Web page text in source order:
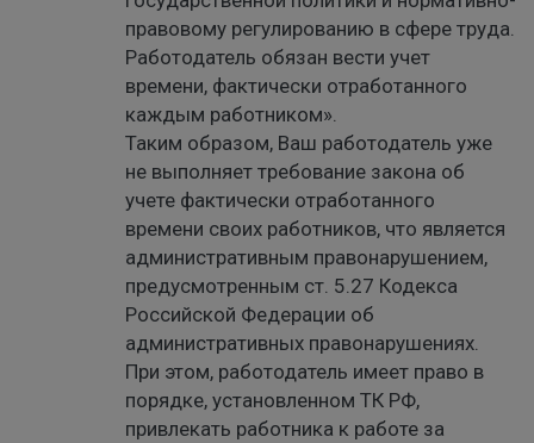
правовому регулированию в сфере труда.
Работодатель обязан вести учет
времени, фактически отработанного
каждым работником».
Таким образом, Ваш работодатель уже
не выполняет требование закона об
учете фактически отработанного
времени своих работников, что является
административным правонарушением,
предусмотренным ст. 5.27 Кодекса
Российской Федерации об
административных правонарушениях.
При этом, работодатель имеет право в
порядке, установленном ТК РФ,
привлекать работника к работе за